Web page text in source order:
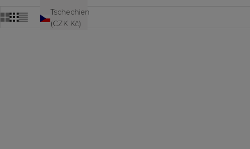
Tschechien
(CZK Kč)